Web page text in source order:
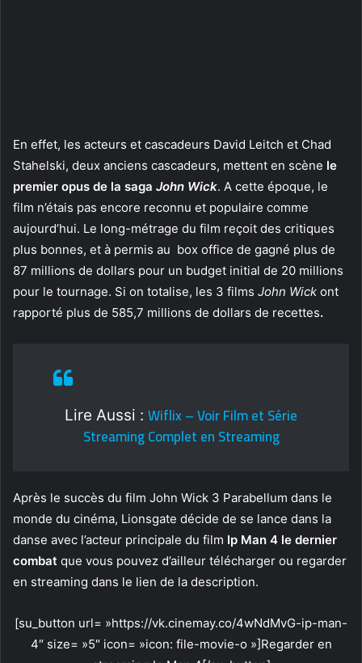
En effet, les acteurs et cascadeurs David Leitch et Chad
Stahelski, deux anciens cascadeurs, mettent en scène le
premier opus de la saga John Wick. A cette époque, le
film n’étais pas encore reconnu et populaire comme
aujourd’hui. Le long-métrage du film reçoit des critiques
plus bonnes, et à permis au box office de gagné plus de
87 millions de dollars pour un budget initial de 20 millions
pour le tournage. Si on totalise, les 3 films John Wick ont
rapporté plus de 585,7 millions de dollars de recettes.
Lire Aussi : Wiflix – Voir Film et Série
Streaming Complet en Streaming
Après le succès du film John Wick 3 Parabellum dans le
monde du cinéma, Lionsgate décide de se lance dans la
danse avec l’acteur principale du film Ip Man 4 le dernier
combat que vous pouvez d’ailleur télécharger ou regarder
en streaming dans le lien de la description.
[su_button url= »https://vk.cinemay.co/4wNdMvG-ip-man-
4″ size= »5″ icon= »icon: file-movie-o »]Regarder en